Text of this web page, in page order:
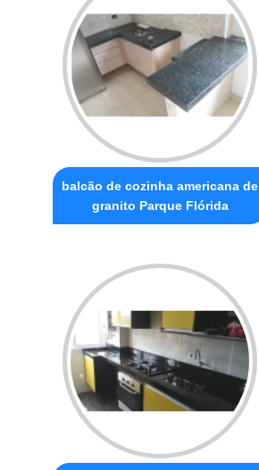
balcão de cozinha americana de
granito Parque Flórida